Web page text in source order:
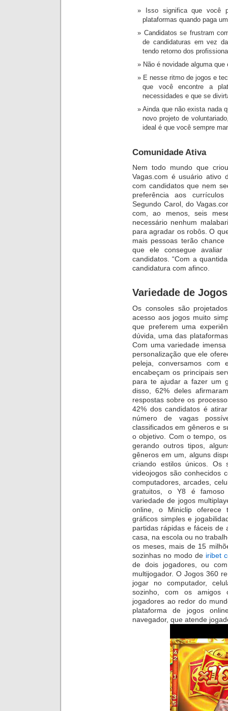
Isso significa que você
plataformas quando paga
Candidatos se frustram
de candidaturas em vez
tendo retorno dos
Não é novidade alguma
E nesse ritmo de jogos e
que você encontre a
necessidades e que se
Ainda que não exista nada
novo projeto de
ideal é que você sempre
Comunidade Ativa
Nem todo mundo que
Vagas.com é usuário ativo
com candidatos que nem
preferência aos
Segundo Carol, do
com, ao menos, seis
necessário nenhum
para agradar os robôs. O
mais pessoas terão
que ele consegue avaliar
candidatos. “Com a
candidatura com afinco.
Variedade de Jogos
Os consoles são
acesso aos jogos muito
que preferem uma
dúvida, uma das
Com uma variedade
personalização que ele
peleja, conversamos com
encabeçam os principais
para te ajudar a fazer um
disso, 62% deles
respostas sobre os
42% dos candidatos é
número de vagas
classificados em gêneros e
o objetivo. Com o tempo,
gerando outros tipos,
gêneros em um, alguns
criando estilos únicos. Os
videojogos são conhecidos
computadores, arcades,
gratuitos, o Y8 é
variedade de jogos
online, o Miniclip oferece
gráficos simples e
partidas rápidas e fáceis de
casa, na escola ou no
os meses, mais de 15
sozinhas no modo de iribet
de dois jogadores, ou
multijogador. O Jogos 360
jogar no computador,
sozinho, com os amigos
jogadores ao redor do
plataforma de jogos
navegador, que atende